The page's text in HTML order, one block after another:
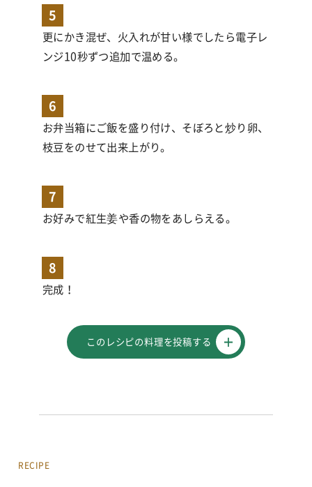
5
更にかき混ぜ、火入れが甘い様でしたら電子レ
ンジ10秒ずつ追加で温める。
6
お弁当箱にご飯を盛り付け、そぼろと炒り卵、
枝豆をのせて出来上がり。
7
お好みで紅生姜や香の物をあしらえる。
8
完成！
このレシピの料理を投稿する
RECIPE